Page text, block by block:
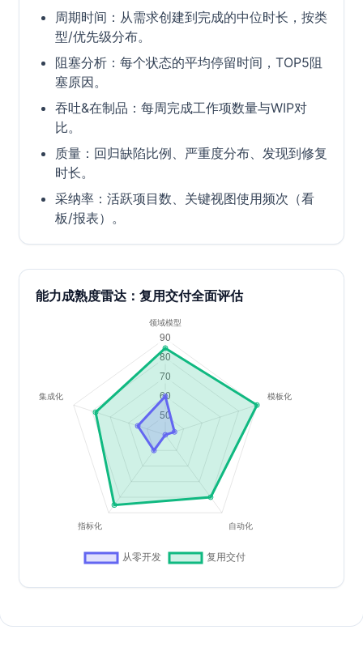
周期时间：从需求创建到完成的中位时长，按类
型/优先级分布。
阻塞分析：每个状态的平均停留时间，TOP5阻
塞原因。
吞吐&在制品：每周完成工作项数量与WIP对
比。
质量：回归缺陷比例、严重度分布、发现到修复
时长。
采纳率：活跃项目数、关键视图使用频次（看
板/报表）。
能力成熟度雷达：复用交付全面评估